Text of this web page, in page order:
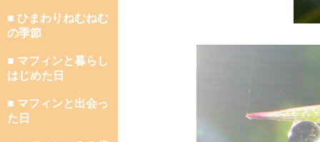
■ ひまわりねむねむ
の季節
■ マフィンと暮らし
はじめた日
■ マフィンと出会っ
た日